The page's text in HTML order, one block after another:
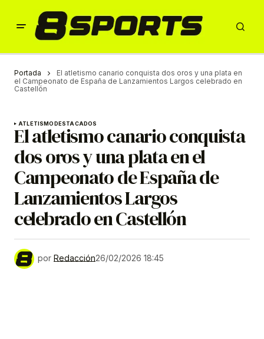
Portada
El atletismo canario conquista dos oros y una plata en
el Campeonato de España de Lanzamientos Largos celebrado en
Castellón
ATLETISMODESTACADOS
El atletismo canario conquista
dos oros y una plata en el
Campeonato de España de
Lanzamientos Largos
celebrado en Castellón
por Redacción26/02/2026 18:45